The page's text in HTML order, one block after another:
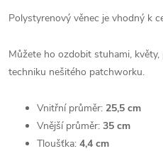
Polystyrenový věnec je vhodný k
Můžete ho ozdobit stuhami,
techniku nešitého patchworku.
Vnitřní průměr: 25,5 cm
Vnější průměr: 35 cm
Tloušťka: 4,4 cm